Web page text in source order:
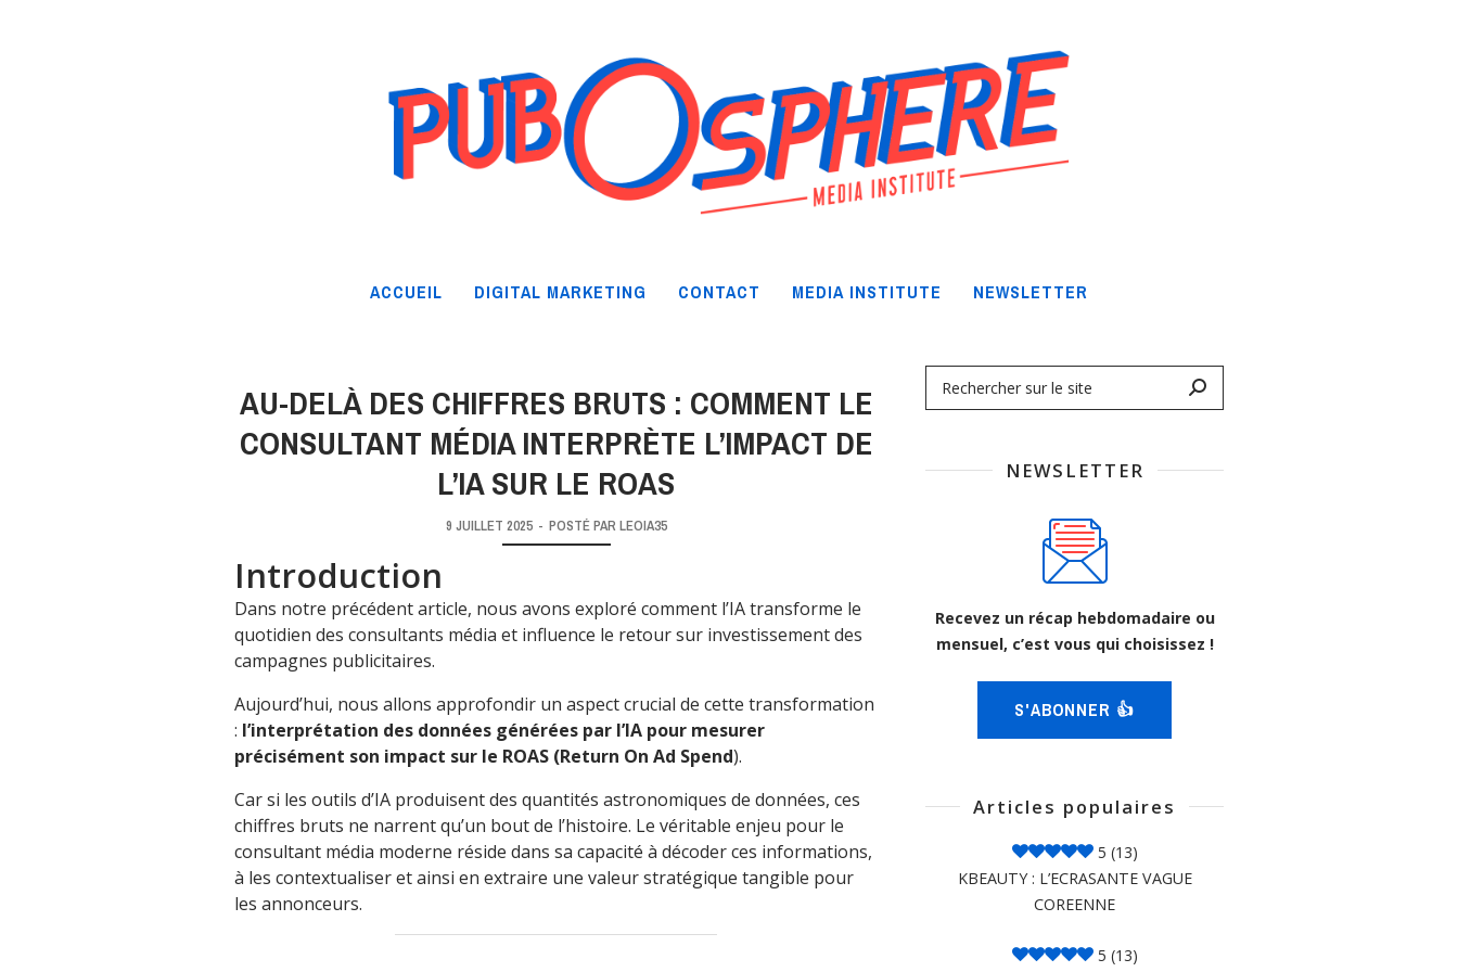
ACCUEIL DIGITAL MARKETING CONTACT MEDIA INSTITUTE NEWSLETTER
AU-DELÀ DES CHIFFRES BRUTS : COMMENT LE
CONSULTANT MÉDIA INTERPRÈTE L’IMPACT DE
L’IA SUR LE ROAS
9 JUILLET 2025 - POSTÉ PAR LEOIA35
Introduction
Dans notre précédent article, nous avons exploré comment l’IA transforme le
quotidien des consultants média et influence le retour sur investissement des
campagnes publicitaires.
Aujourd’hui, nous allons approfondir un aspect crucial de cette transformation
: l’interprétation des données générées par l’IA pour mesurer
précisément son impact sur le ROAS (Return On Ad Spend).
Car si les outils d’IA produisent des quantités astronomiques de données, ces
chiffres bruts ne narrent qu’un bout de l’histoire. Le véritable enjeu pour le
consultant média moderne réside dans sa capacité à décoder ces informations,
à les contextualiser et ainsi en extraire une valeur stratégique tangible pour
les annonceurs.
NEWSLETTER
Recevez un récap hebdomadaire ou
mensuel, c’est vous qui choisissez !
S'ABONNER 👍
Articles populaires
5 (13)
KBEAUTY : L’ECRASANTE VAGUE
COREENNE
5 (13)